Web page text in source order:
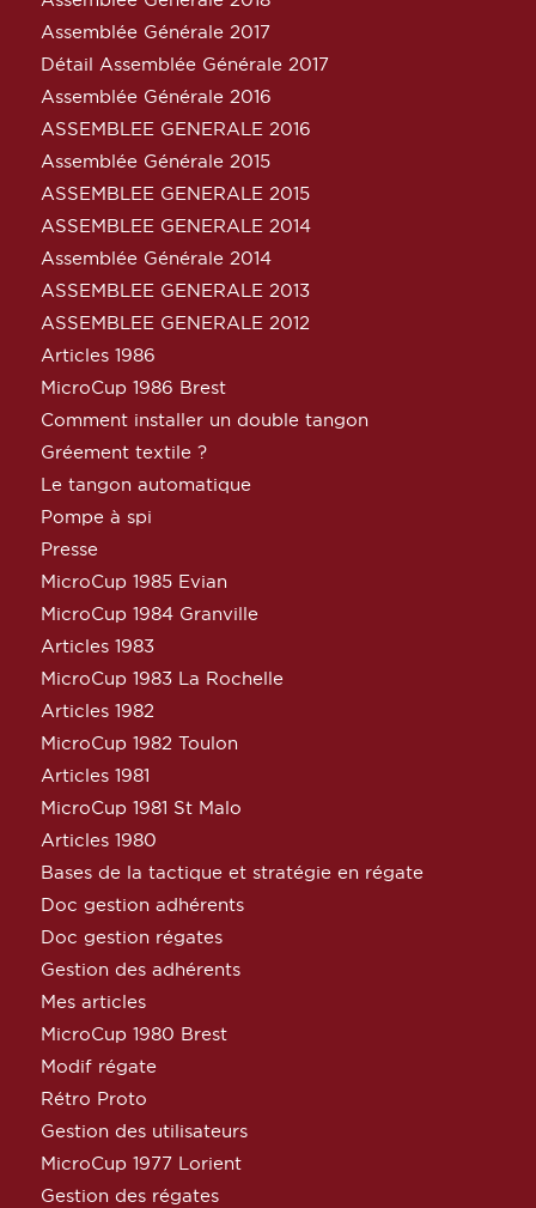
Assemblée Générale 2017
Détail Assemblée Générale 2017
Assemblée Générale 2016
ASSEMBLEE GENERALE 2016
Assemblée Générale 2015
ASSEMBLEE GENERALE 2015
ASSEMBLEE GENERALE 2014
Assemblée Générale 2014
ASSEMBLEE GENERALE 2013
ASSEMBLEE GENERALE 2012
Articles 1986
MicroCup 1986 Brest
Comment installer un double tangon
Gréement textile ?
Le tangon automatique
Pompe à spi
Presse
MicroCup 1985 Evian
MicroCup 1984 Granville
Articles 1983
MicroCup 1983 La Rochelle
Articles 1982
MicroCup 1982 Toulon
Articles 1981
MicroCup 1981 St Malo
Articles 1980
Bases de la tactique et stratégie en régate
Doc gestion adhérents
Doc gestion régates
Gestion des adhérents
Mes articles
MicroCup 1980 Brest
Modif régate
Rétro Proto
Gestion des utilisateurs
MicroCup 1977 Lorient
Gestion des régates